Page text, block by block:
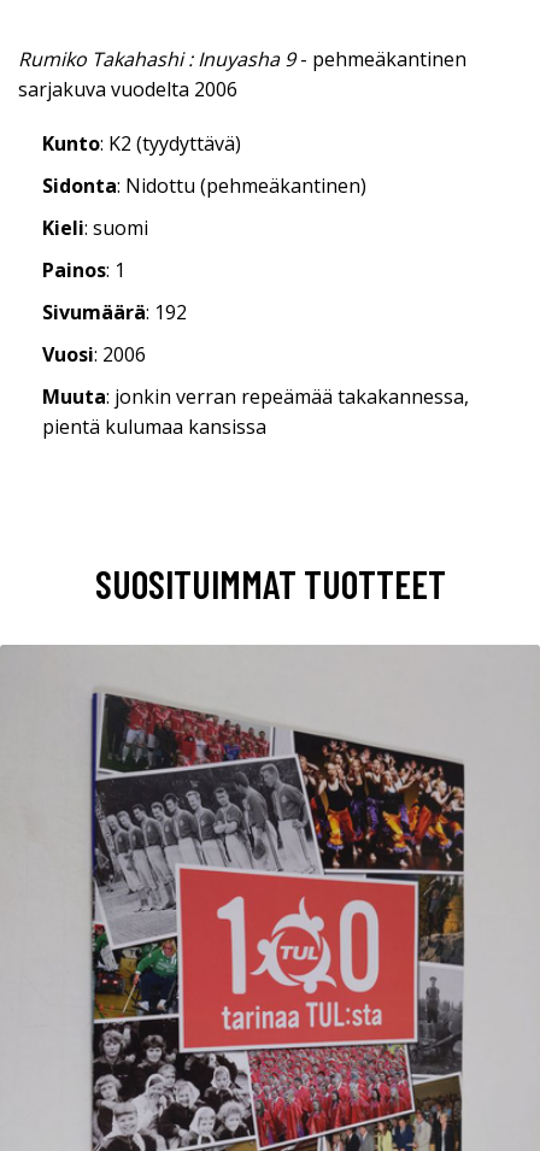
Rumiko Takahashi : Inuyasha 9- pehmeäkantinen
sarjakuva vuodelta 2006
Kunto: K2 (tyydyttävä)
Sidonta: Nidottu (pehmeäkantinen)
Kieli: suomi
Painos: 1
Sivumäärä: 192
Vuosi: 2006
Muuta: jonkin verran repeämää takakannessa,
pientä kulumaa kansissa
SUOSITUIMMAT TUOTTEET